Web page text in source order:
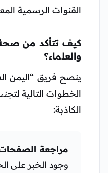
القنوات الرسمية
كيف تتأكد من صحة
والعلماء؟
ينصح فريق “اليمن
الخطوات التالية
الكاذبة:
مراجعة
وجود الخبر على